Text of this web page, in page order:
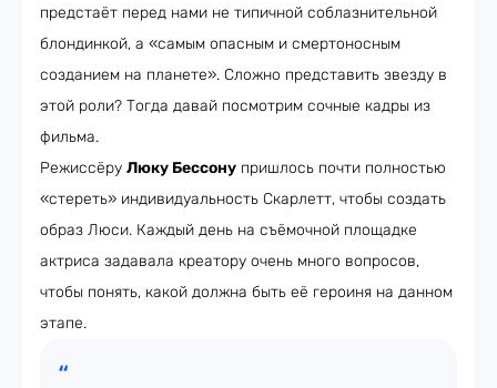
предстаёт перед нами не типичной соблазнительной
блондинкой, а «самым опасным и смертоносным
созданием на планете». Сложно представить звезду в
этой роли? Тогда давай посмотрим сочные кадры из
фильма.
Режиссёру Люку Бессону пришлось почти полностью
«стереть» индивидуальность Скарлетт, чтобы создать
образ Люси. Каждый день на съёмочной площадке
актриса задавала креатору очень много вопросов,
чтобы понять, какой должна быть её героиня на данном
этапе.